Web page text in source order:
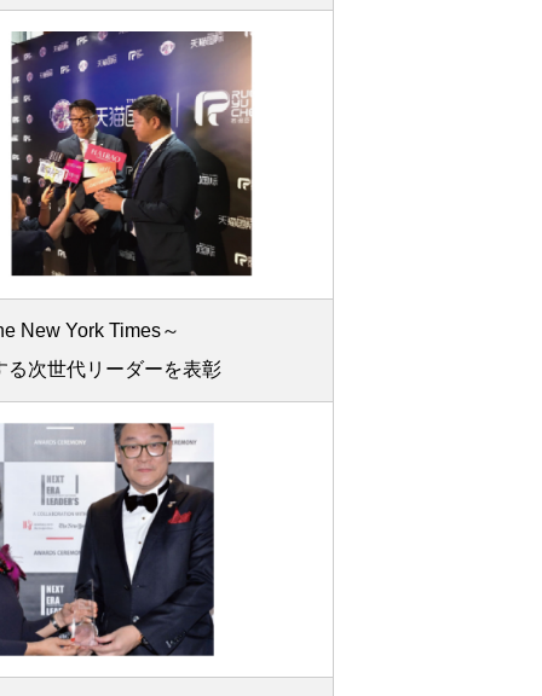
New York Times～
次世代リーダーを表彰